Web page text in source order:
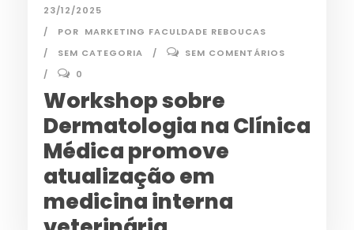
23/12/2025
POR MARKETING FACULDADE REBOUCAS
SEM CATEGORIA
SEM COMENTÁRIOS
0
Workshop sobre
Dermatologia na Clínica
Médica promove
atualização em
medicina interna